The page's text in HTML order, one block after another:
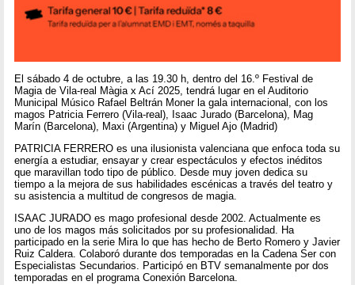
El sábado 4 de octubre, a las 19.30 h, dentro del 16.º Festival de
Magia de Vila-real Màgia x Ací 2025, tendrá lugar en el Auditorio
Municipal Músico Rafael Beltrán Moner la gala internacional, con los
magos Patricia Ferrero (Vila-real), Isaac Jurado (Barcelona), Mag
Marín (Barcelona), Maxi (Argentina) y Miguel Ajo (Madrid)
PATRICIA FERRERO es una ilusionista valenciana que enfoca toda su
energía a estudiar, ensayar y crear espectáculos y efectos inéditos
que maravillan todo tipo de público. Desde muy joven dedica su
tiempo a la mejora de sus habilidades escénicas a través del teatro y
su asistencia a multitud de congresos de magia.
ISAAC JURADO es mago profesional desde 2002. Actualmente es
uno de los magos más solicitados por su profesionalidad. Ha
participado en la serie Mira lo que has hecho de Berto Romero y Javier
Ruiz Caldera. Colaboró durante dos temporadas en la Cadena Ser con
Especialistas Secundarios. Participó en BTV semanalmente por dos
temporadas en el programa Conexión Barcelona.